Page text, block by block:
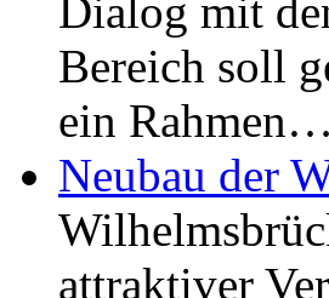
Dialog mit
Bereich soll
ein Rahmen…
Neubau der
attraktiver